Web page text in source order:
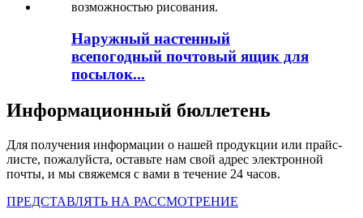
Наружный настенный
всепогодный почтовый ящик для
посылок...
Информационный бюллетень
Для получения информации о нашей продукции или прайс-
листе, пожалуйста, оставьте нам свой адрес электронной
почты, и мы свяжемся с вами в течение 24 часов.
ПРЕДСТАВЛЯТЬ НА РАССМОТРЕНИЕ